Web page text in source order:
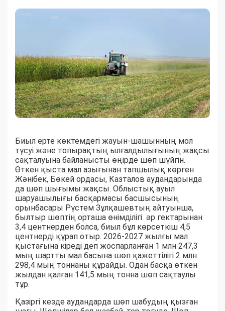
Биыл ерте көктемдегі жауын-шашынның мол
түсуі және топырақтың ылғалдылығының жақсы
сақталуына байланысты өңірде шөп шүйгін.
Өткен қыста мал азығынан тапшылық көрген
Жәнібек, Бөкей ордасы, Казталов аудандарында
да шөп шығымы жақсы. Облыстық ауыл
шаруашылығы басқармасы басшысының
орынбасары Рүстем Зұлқашевтың айтуынша,
былтыр шөптің орташа өнімділігі әр гектарынан
3,4 центнерден болса, биыл бұл көрсеткіш 4,5
центнерді құрап отыр. 2026-2027 жылғы мал
қыстағына кіреді деп жоспарланған 1 млн 247,3
мың шартты мал басына шөп қажеттілігі 2 млн
298,4 мың тоннаны құрайды. Одан басқа өткен
жылдан қалған 141,5 мың тонна шөп сақтаулы
тұр.
Қазіргі кезде аудандарда шөп шабудың қызған